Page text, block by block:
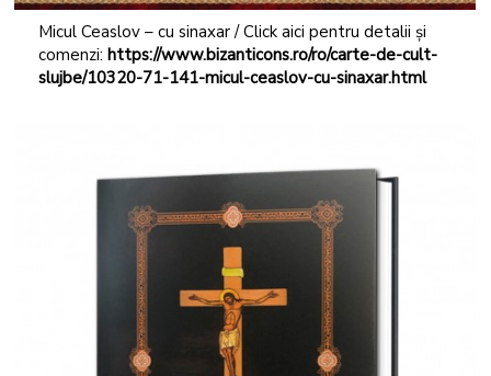
Micul Ceaslov – cu sinaxar / Click aici pentru detalii și
comenzi: https://www.bizanticons.ro/ro/carte-de-cult-
slujbe/10320-71-141-micul-ceaslov-cu-sinaxar.html